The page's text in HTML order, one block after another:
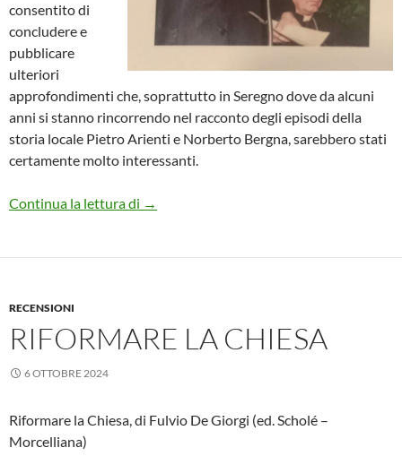
consentito di
concludere e
pubblicare
ulteriori
approfondimenti che, soprattutto in Seregno dove da alcuni
anni si stanno rincorrendo nel racconto degli episodi della
storia locale Pietro Arienti e Norberto Bergna, sarebbero stati
certamente molto interessanti.
Continua la lettura di Storia di un prete partigiano
→
RECENSIONI
RIFORMARE LA CHIESA
6 OTTOBRE 2024
Riformare la Chiesa, di Fulvio De Giorgi (ed. Scholé –
Morcelliana)